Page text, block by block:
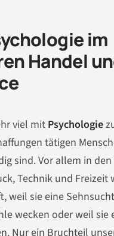
im
Handel
viel mitPsychologie
tätigen
sind. Vor allem in den
Technik und Freizeit
weil sie eine
wecken oder weil sie
Nur ein Bruchteil